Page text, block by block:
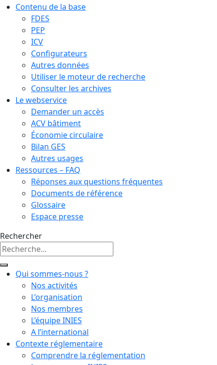
Contenu de la base
FDES
PEP
ICV
Configurateurs
Autres données
Utiliser le moteur de recherche
Consulter les archives
Le webservice
Demander un accès
ACV bâtiment
Économie circulaire
Bilan GES
Autres usages
Ressources – FAQ
Réponses aux questions fréquentes
Documents de référence
Glossaire
Espace presse
Rechercher
Qui sommes-nous ?
Nos activités
L’organisation
Nos membres
L’équipe INIES
A l’international
Contexte réglementaire
Comprendre la réglementation